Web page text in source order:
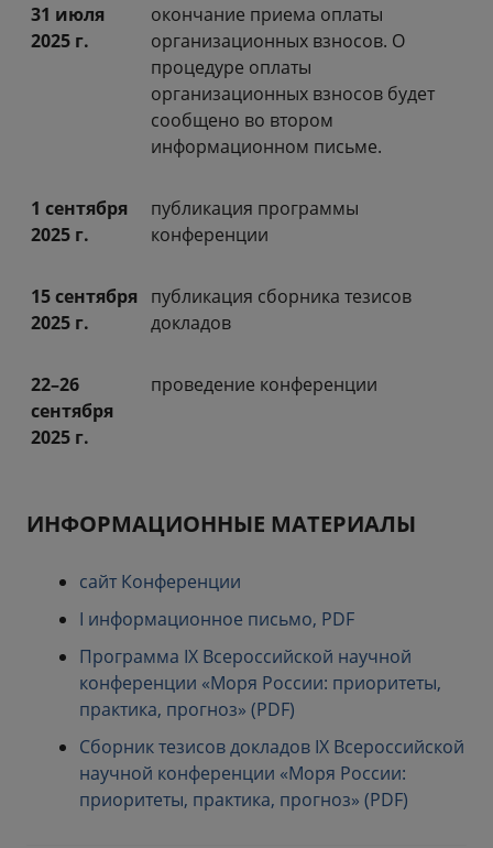
31 июля
2025 г.
окончание приема оплаты
организационных взносов. О
процедуре оплаты
организационных взносов будет
сообщено во втором
информационном письме.
1 сентября
2025 г.
публикация программы
конференции
15 сентября
2025 г.
публикация сборника тезисов
докладов
22–26
сентября
2025 г.
проведение конференции
ИНФОРМАЦИОННЫЕ МАТЕРИАЛЫ
сайт Конференции
I информационное письмо, PDF
Программа IX Всероссийской научной
конференции «Моря России: приоритеты,
практика, прогноз» (PDF)
Сборник тезисов докладов IX Всероссийской
научной конференции «Моря России:
приоритеты, практика, прогноз» (PDF)